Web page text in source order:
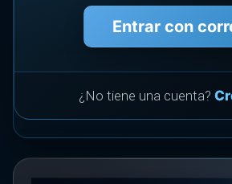
Entrar con
¿No tiene una cuenta?